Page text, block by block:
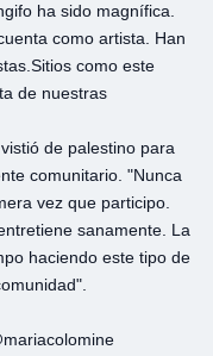
ha sido magnífica.
como artista. Han
como este
de nuestras
de palestino para
comunitario. "Nunca
vez que participo.
sanamente. La
haciendo este tipo de